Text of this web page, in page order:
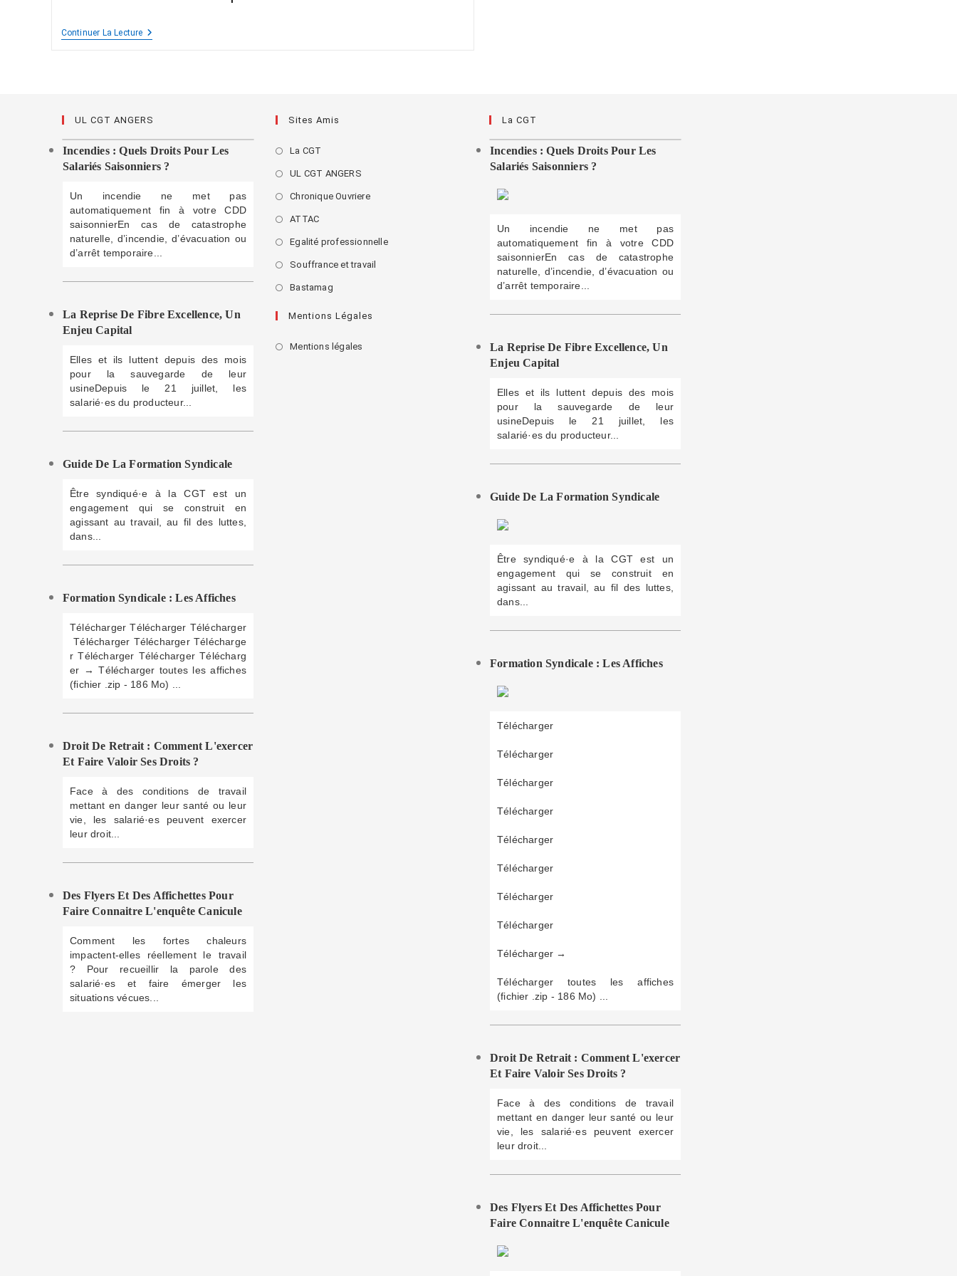
Continuer La Lecture
UL CGT ANGERS
Incendies : Quels Droits Pour Les
Salariés Saisonniers ?
Un incendie ne met pas
automatiquement fin à votre CDD
saisonnierEn cas de catastrophe
naturelle, d’incendie, d’évacuation ou
d’arrêt temporaire...
La Reprise De Fibre Excellence, Un
Enjeu Capital
Elles et ils luttent depuis des mois
pour la sauvegarde de leur
usineDepuis le 21 juillet, les
salarié·es du producteur...
Guide De La Formation Syndicale
Être syndiqué·e à la CGT est un
engagement qui se construit en
agissant au travail, au fil des luttes,
dans...
Formation Syndicale : Les Affiches
Télécharger Télécharger Télécharger
Télécharger Télécharger Télécharge
r Télécharger Télécharger Télécharg
er → Télécharger toutes les affiches
(fichier .zip - 186 Mo) ...
Droit De Retrait : Comment L'exercer
Et Faire Valoir Ses Droits ?
Face à des conditions de travail
mettant en danger leur santé ou leur
vie, les salarié·es peuvent exercer
leur droit...
Des Flyers Et Des Affichettes Pour
Faire Connaitre L'enquête Canicule
Comment les fortes chaleurs
impactent-elles réellement le travail
? Pour recueillir la parole des
salarié·es et faire émerger les
situations vécues...
Sites Amis
La CGT
UL CGT ANGERS
Chronique Ouvriere
ATTAC
Egalité professionnelle
Souffrance et travail
Bastamag
Mentions Légales
Mentions légales
La CGT
Incendies : Quels Droits Pour Les
Salariés Saisonniers ?
Un incendie ne met pas
automatiquement fin à votre CDD
saisonnierEn cas de catastrophe
naturelle, d’incendie, d’évacuation ou
d’arrêt temporaire...
La Reprise De Fibre Excellence, Un
Enjeu Capital
Elles et ils luttent depuis des mois
pour la sauvegarde de leur
usineDepuis le 21 juillet, les
salarié·es du producteur...
Guide De La Formation Syndicale
Être syndiqué·e à la CGT est un
engagement qui se construit en
agissant au travail, au fil des luttes,
dans...
Formation Syndicale : Les Affiches
Télécharger
Télécharger
Télécharger
Télécharger
Télécharger
Télécharger
Télécharger
Télécharger
Télécharger →
Télécharger toutes les affiches
(fichier .zip - 186 Mo) ...
Droit De Retrait : Comment L'exercer
Et Faire Valoir Ses Droits ?
Face à des conditions de travail
mettant en danger leur santé ou leur
vie, les salarié·es peuvent exercer
leur droit...
Des Flyers Et Des Affichettes Pour
Faire Connaitre L'enquête Canicule